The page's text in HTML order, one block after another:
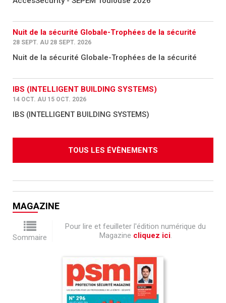
Nuit de la sécurité Globale-Trophées de la sécurité
28 SEPT. AU 28 SEPT. 2026
Nuit de la sécurité Globale-Trophées de la sécurité
IBS (INTELLIGENT BUILDING SYSTEMS)
14 OCT. AU 15 OCT. 2026
IBS (INTELLIGENT BUILDING SYSTEMS)
TOUS LES ÉVÈNEMENTS
MAGAZINE
Sommaire
Pour lire et feuilleter l'édition numérique du
Magazine cliquez ici.